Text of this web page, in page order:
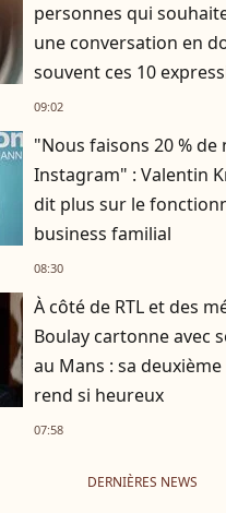
personnes qui
une conversation en
souvent ces 10
09:02
"Nous faisons 20 % de
Instagram" : Valentin
dit plus sur le
business familial
08:30
À côté de RTL et des
Boulay cartonne avec
au Mans : sa
rend si heureux
07:58
DERNIÈRES NEWS